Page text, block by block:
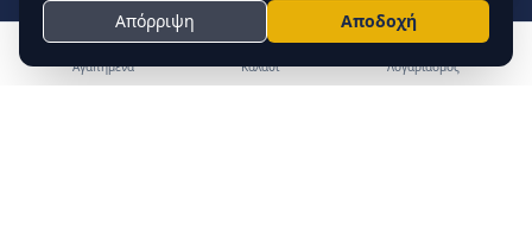
Αγαπημένα Καλάθι Λογαριασμός
Εγγραφείτε για προσφορές & νέα προϊόντα
ΕΓΓΡΑΦΗ
Απόρριψη Αποδοχή